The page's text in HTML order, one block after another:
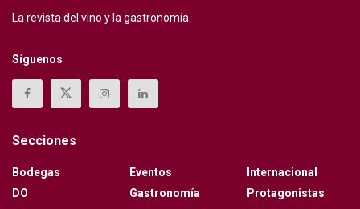
La revista del vino y la gastronomía.
Síguenos
Secciones
Bodegas
DO
Eventos
Gastronomía
Internacional
Protagonistas